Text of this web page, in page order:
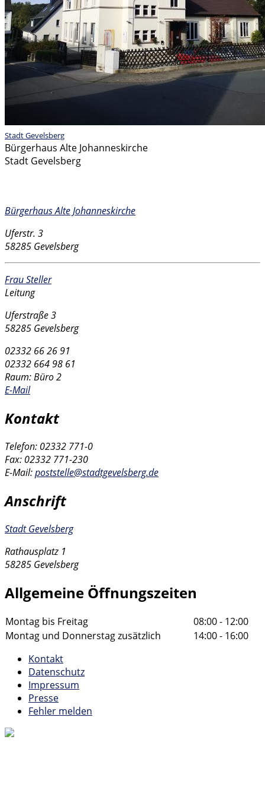
Stadt Gevelsberg
Bürgerhaus Alte Johanneskirche
Stadt Gevelsberg
Bürgerhaus Alte Johanneskirche
Uferstr. 3
58285 Gevelsberg
Frau Steller
Leitung
Uferstraße 3
58285 Gevelsberg
02332 66 26 91
02332 664 98 61
Raum: Büro 2
E-Mail
Kontakt
Telefon: 02332 771-0
Fax: 02332 771-230
E-Mail:poststelle@stadtgevelsberg.de
Anschrift
Stadt Gevelsberg
Rathausplatz 1
58285 Gevelsberg
Allgemeine Öffnungszeiten
Montag bis Freitag
08:00 - 12:00
Montag und Donnerstag zusätzlich
14:00 - 16:00
Kontakt
Datenschutz
Impressum
Presse
Fehler melden